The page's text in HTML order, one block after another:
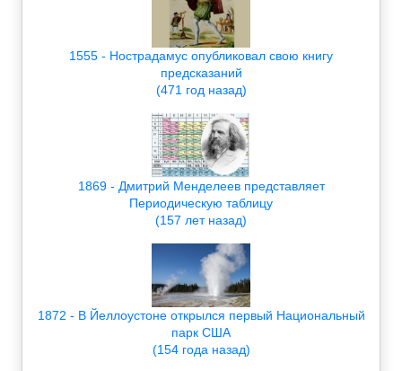
1555 - Нострадамус опубликовал свою книгу
предсказаний
(471 год назад)
1869 - Дмитрий Менделеев представляет
Периодическую таблицу
(157 лет назад)
1872 - В Йеллоустоне открылся первый Национальный
парк США
(154 года назад)